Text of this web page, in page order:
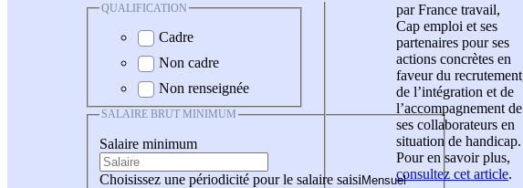
QUALIFICATION
Cadre
Non cadre
Non renseignée
SALAIRE BRUT MINIMUM
Salaire minimum
Choisissez une périodicité pour le salaire saisi
par France travail,
Cap emploi et ses
partenaires pour ses
actions concrètes en
faveur du
de l’intégration et de
l’accompagnement de
ses collaborateurs en
situation de handicap.
Pour en savoir plus,
consultez cet article.